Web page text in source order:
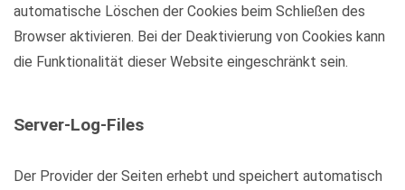
automatische Löschen der Cookies beim Schließen des
Browser aktivieren. Bei der Deaktivierung von Cookies kann
die Funktionalität dieser Website eingeschränkt sein.
Server-Log-Files
Der Provider der Seiten erhebt und speichert automatisch